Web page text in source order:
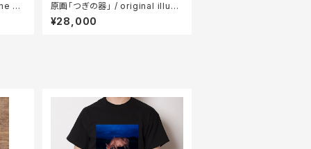
ho
原画「つぎの器」 / original illustr
ation
¥28,000